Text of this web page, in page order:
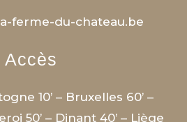
ferme-du-chateau.be
Accès
10’ – Bruxelles 60’ –
50’ – Dinant 40’ – Liège